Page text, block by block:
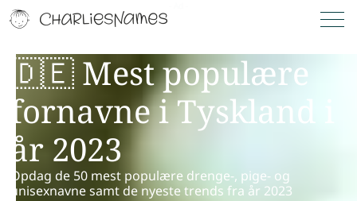
🇩🇪 Mest populære
fornavne i Tyskland i
år 2023
Opdag de 50 mest populære drenge-, pige- og
unisexnavne samt de nyeste trends fra år 2023